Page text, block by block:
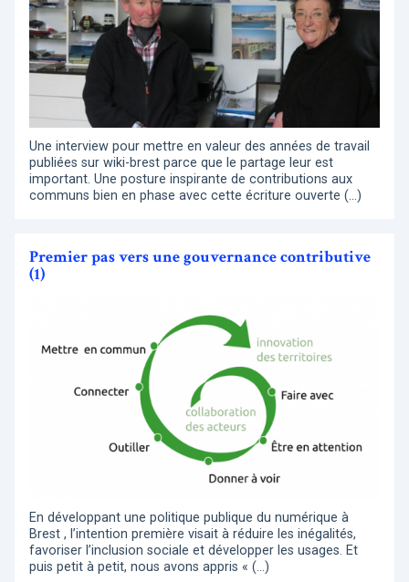
Une interview pour mettre en valeur des années de travail
publiées sur wiki-brest parce que le partage leur est
important. Une posture inspirante de contributions aux
communs bien en phase avec cette écriture ouverte (…)
Premier pas vers une gouvernance contributive
(1)
En développant une politique publique du numérique à
Brest , l’intention première visait à réduire les inégalités,
favoriser l’inclusion sociale et développer les usages. Et
puis petit à petit, nous avons appris « (…)